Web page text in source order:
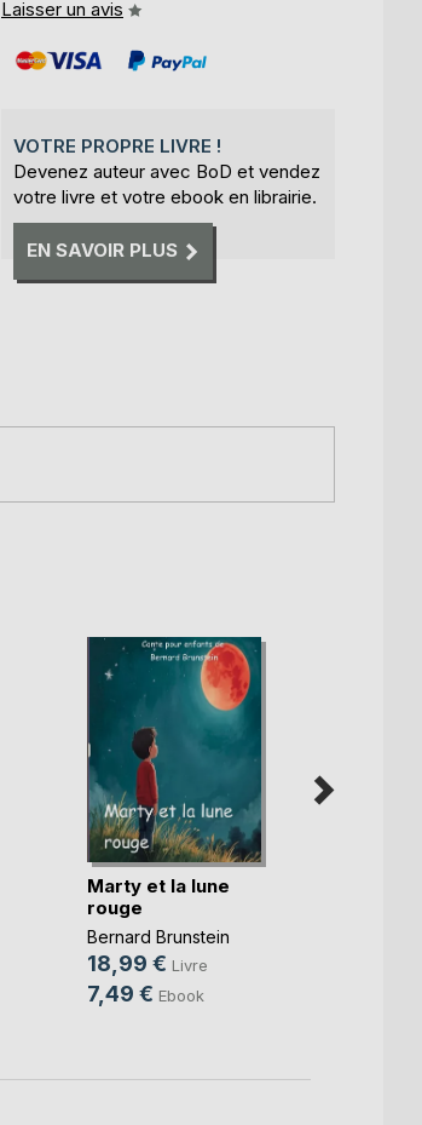
Laisser un avis
VOTRE PROPRE LIVRE !
Devenez auteur avec BoD et vendez
votre livre et votre ebook en librairie.
EN SAVOIR PLUS
Marty et la lune
rouge
Bernard Brunstein
18,99 € Livre
7,49 € Ebook